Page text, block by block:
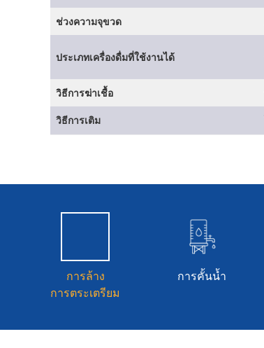
ช่วงความจุขวด
ประเภทเครื่องดื่มที่ใช้งานได้
วิธีการฆ่าเชื้อ
วิธีการเติม
การล้าง
การตระเตรียม
การคั้นน้ำ